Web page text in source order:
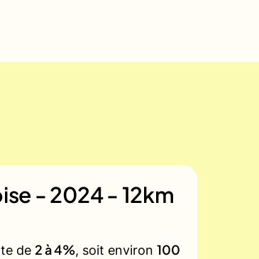
- 2024 - 12km
de 2 à 4%, soit environ 100